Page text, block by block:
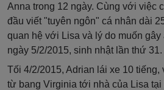
Anna trong 12 ngày. Cùng với việc
đầu viết "tuyên ngôn" cá nhân dài
quan hệ với Lisa và lý do muốn
ngày 5/2/2015, sinh nhật lần thứ 31.
Tối 4/2/2015, Adrian lái xe 10
từ bang Virginia tới nhà của Lisa tại